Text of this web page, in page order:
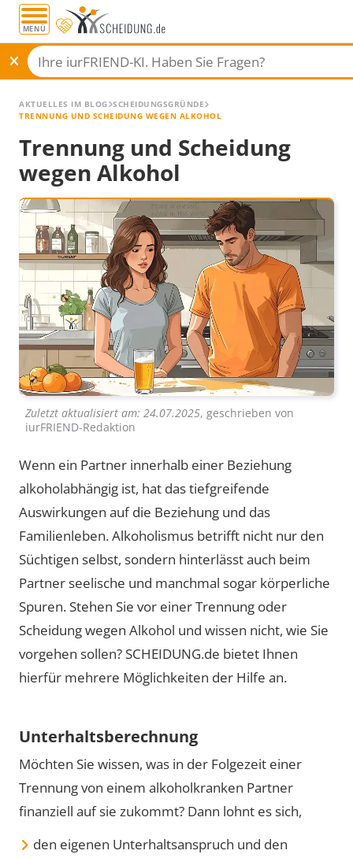
MENÜ
AKTUELLES IM BLOG SCHEIDUNGSGRÜNDE
TRENNUNG UND SCHEIDUNG WEGEN ALKOHOL
Trennung und Scheidung
wegen Alkohol
Zuletzt aktualisiert am: 24.07.2025, geschrieben von
iurFRIEND-Redaktion
Wenn ein Partner innerhalb einer Beziehung
alkoholabhängig ist, hat das tiefgreifende
Auswirkungen auf die Beziehung und das
Familienleben. Alkoholismus betrifft nicht nur den
Süchtigen selbst, sondern hinterlässt auch beim
Partner seelische und manchmal sogar körperliche
Spuren. Stehen Sie vor einer Trennung oder
Scheidung wegen Alkohol und wissen nicht, wie Sie
vorgehen sollen? SCHEIDUNG.de bietet Ihnen
hierfür mehrere Möglichkeiten der Hilfe an.
Unterhaltsberechnung
Möchten Sie wissen, was in der Folgezeit einer
Trennung von einem alkoholkranken Partner
finanziell auf sie zukommt? Dann lohnt es sich,
den eigenen Unterhaltsanspruch und den